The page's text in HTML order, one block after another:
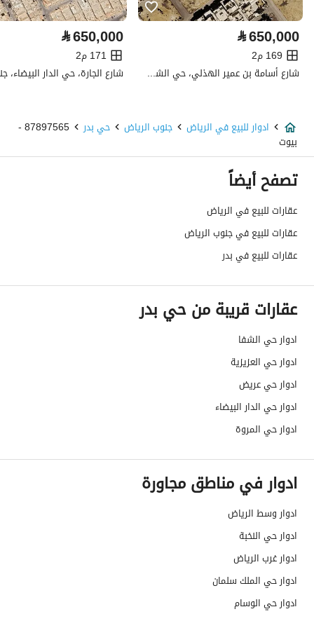
كهرباء
نعم
صرف صحي
هاتف
نعم
تفاصيل اضافية
عمر العقار
جديد
عرض الشارع
رقم المخطط
رقم صك الملكية
واجهة العقار
-
حدود واطوال العقار
-
الضمانات والمدة
قنوات الاعلان
هل يوجد اي التزام على
العقار ؟
مطابقة لكود البناء
السعودي
Yes
العقار مرهون
العقار مقيد
رقم الأرض
ملاحظات
⃁650,000
169 م2
شارع أسامة بن عمير الهذلي، حي الشفا، جنوب الرياض، الرياض
⃁650,000
171 م2
ادوار للبيع في الرياض جنوب الرياض حي بدر 87897565 -
بيوت
تصفح أيضاً
عقارات للبيع في الرياض
عقارات للبيع في جنوب الرياض
عقارات للبيع في بدر
عقارات قريبة من حي بدر
ادوار حي الشفا
ادوار حي العزيزية
ادوار حي عريض
ادوار حي الدار البيضاء
ادوار حي المروة
ادوار في مناطق مجاورة
ادوار وسط الرياض
ادوار حي النخبة
ادوار غرب الرياض
ادوار حي الملك سلمان
ادوار حي الوسام